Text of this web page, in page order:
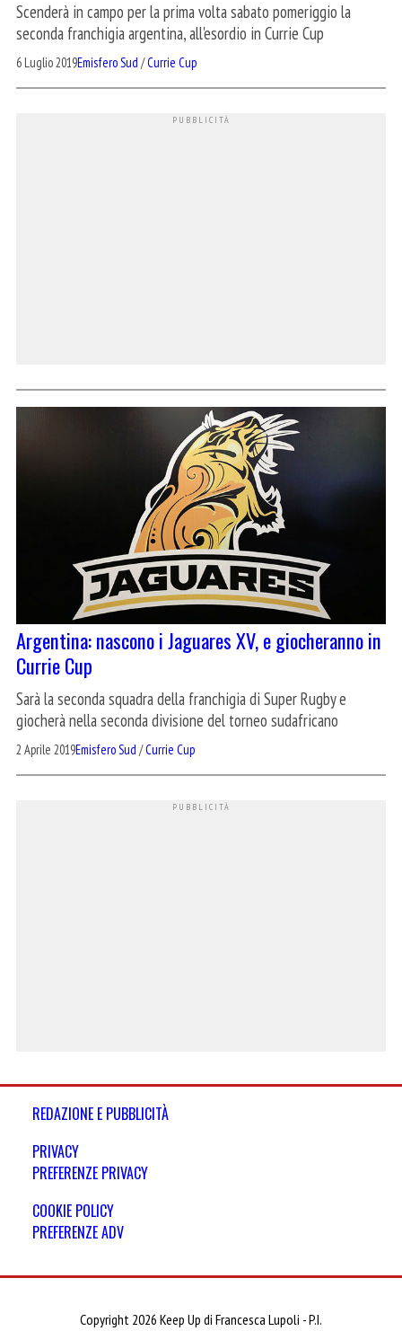
Scenderà in campo per la prima volta sabato pomeriggio la
seconda franchigia argentina, all'esordio in Currie Cup
6 Luglio 2019Emisfero Sud /Currie Cup
Argentina: nascono i Jaguares XV, e giocheranno in
Currie Cup
Sarà la seconda squadra della franchigia di Super Rugby e
giocherà nella seconda divisione del torneo sudafricano
2 Aprile 2019Emisfero Sud /Currie Cup
REDAZIONE E PUBBLICITÀ
PRIVACY
PREFERENZE PRIVACY
COOKIE POLICY
PREFERENZE ADV
Copyright 2026 Keep Up di Francesca Lupoli - P.I.